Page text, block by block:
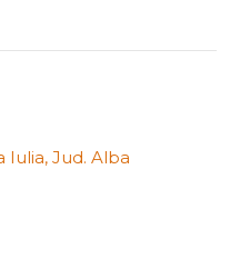
Iulia, Jud. Alba